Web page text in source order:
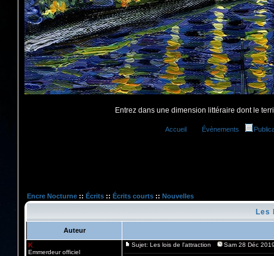
Entrez dans une dimension littéraire dont le
Accueil Évènements
Encre Nocturne :: Écrits :: Écrits courts :: Nouvelles
Les
Auteur
K
Emmerdeur officiel
Sujet: Les lois de l'attraction Sam 28 Déc